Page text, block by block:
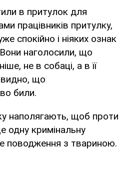
в притулок для
працівників притулку,
спокійно і ніяких ознак
Вони наголосили, що
не в собаці, а в її
видно, що
били.
наполягають, щоб проти
одну кримінальну
поводження з твариною.